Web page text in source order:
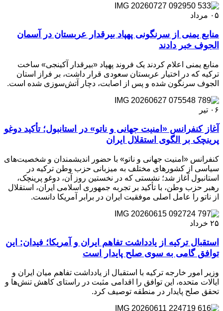
۰۵ مرداد
منابع یمنی از سرنگونی پهپاد بیرقدار عربستان در آسمان
الجوف خبر دادند
منابع یمنی اعلام کردند یک فروند پهپاد «بیرقدار آکینجی» ساخت
ترکیه که در اختیار عربستان سعودی قرار داشت، بر فراز استان
الجوف سرنگون شده و پس از اصابت، دچار آتش‌سوزی شده است.
۰۶ تیر
آغاز کنفرانس «امنیت جهانی و ناتو» در استانبول؛ تأکید دوغو
پرینچک بر الگوی استقلال ایران
کنفرانس «امنیت جهانی و ناتو» با حضور اندیشمندان و شخصیت‌های
سیاسی از کشورهای مختلف به میزبانی حزب وطن ترکیه در
استانبول آغاز شد؛ نشستی که در نخستین روز آن، دوغو پرینچک،
رهبر حزب وطن، با تأکید بر تجربه جمهوری اسلامی ایران، استقلال
از ناتو را عامل اصلی موفقیت ایران در برابر آمریکا دانست.
۲۵ خرداد
استقبال ترکیه از یادداشت تفاهم ایران و آمریکا؛ فیدان: این
توافق گامی به سوی صلح پایدار است
وزیر امور خارجه ترکیه با استقبال از یادداشت تفاهم میان ایران و
ایالات متحده، این توافق را اقدامی مثبت در راستای کاهش تنش‌ها و
تحقق صلح پایدار در منطقه توصیف کرد.